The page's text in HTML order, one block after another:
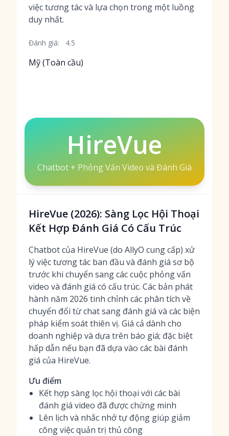
việc tương tác và lựa chọn trong một luồng
duy nhất.
Đánh giá: 4.5
Mỹ (Toàn cầu)
HireVue
Chatbot + Phỏng Vấn Video và Đánh Giá
HireVue (2026): Sàng Lọc Hội Thoại
Kết Hợp Đánh Giá Có Cấu Trúc
Chatbot của HireVue (do AllyO cung cấp) xử
lý việc tương tác ban đầu và đánh giá sơ bộ
trước khi chuyển sang các cuộc phỏng vấn
video và đánh giá có cấu trúc. Các bản phát
hành năm 2026 tinh chỉnh các phân tích về
chuyển đổi từ chat sang đánh giá và các biện
pháp kiểm soát thiên vị. Giá cả dành cho
doanh nghiệp và dựa trên báo giá; đặc biệt
hấp dẫn nếu bạn đã dựa vào các bài đánh
giá của HireVue.
Ưu điểm
Kết hợp sàng lọc hội thoại với các bài
đánh giá video đã được chứng minh
Lên lịch và nhắc nhở tự động giúp giảm
công việc quản trị thủ công